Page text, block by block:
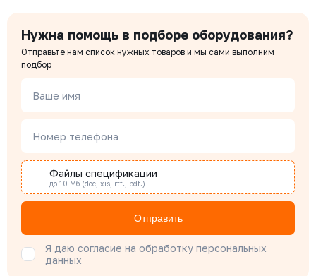
Чердаков Александр
Менеджер по проектным продажам
Бондарюк Евгения
Специалист отдела продаж
Нужна помощь в подборе оборудования?
Отправьте нам список нужных товаров и мы сами выполним
подбор
Ваше имя
Номер телефона
Файлы спецификации
до 10 Мб (doc, xis, rtf., pdf.)
Отправить
Я даю согласие на обработку персональных
данных